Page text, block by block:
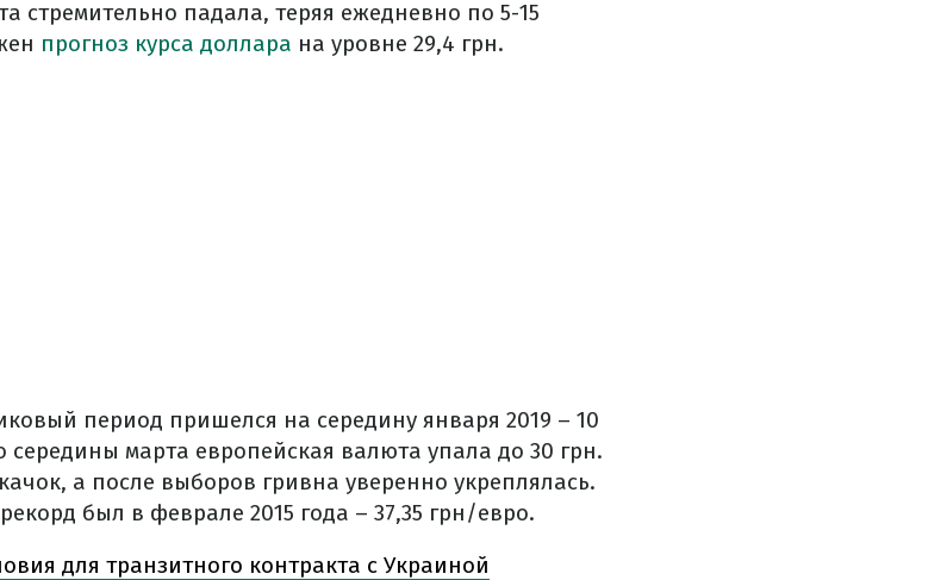
стремительно падала, теряя ежедневно по 5-15
прогноз курса доллара на уровне 29,4 грн.
период пришелся на середину января 2019 – 10
середины марта европейская валюта упала до 30 грн.
а после выборов гривна уверенно укреплялась.
был в феврале 2015 года – 37,35 грн/евро.
для транзитного контракта с Украиной